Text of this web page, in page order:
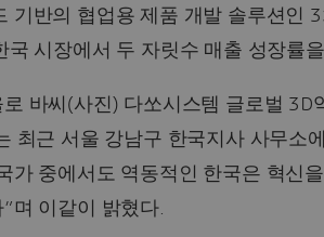
기반의 협업용 제품 개발 솔루션인
국 시장에서 두 자릿수 매출 성장률
바씨(사진) 다쏘시스템 글로벌 3D
최근 서울 강남구 한국지사 사무소
가 중에서도 역동적인 한국은 혁신
며 이같이 밝혔다.